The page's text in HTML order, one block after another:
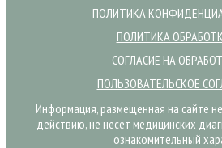
ПОЛИТИКА
ПОЛИТИКА
СОГЛАСИЕ НА
ПОЛЬЗОВАТЕЛЬСКОЕ
Информация, размещенная на сайте
действию, не несет медицинских
ознакомительный